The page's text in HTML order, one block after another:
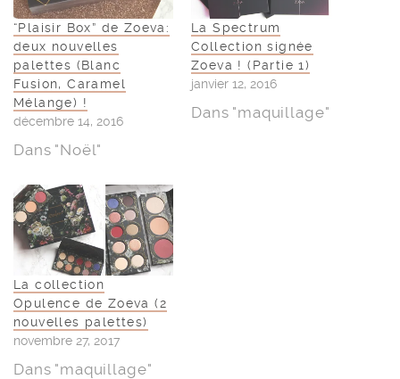
“Plaisir Box” de Zoeva:
deux nouvelles
palettes (Blanc
Fusion, Caramel
Mélange) !
décembre 14, 2016
Dans "Noël"
La Spectrum
Collection signée
Zoeva ! (Partie 1)
janvier 12, 2016
Dans "maquillage"
La collection
Opulence de Zoeva (2
nouvelles palettes)
novembre 27, 2017
Dans "maquillage"